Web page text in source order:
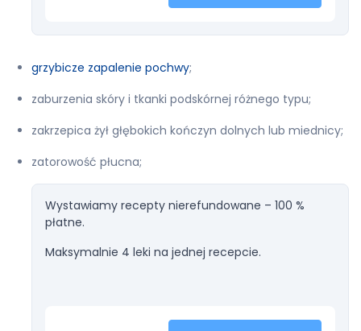
grzybicze zapalenie pochwy;
zaburzenia skóry i tkanki podskórnej różnego typu;
zakrzepica żył głębokich kończyn dolnych lub miednicy;
zatorowość płucna;
Wystawiamy recepty nierefundowane – 100 %
płatne.
Maksymalnie 4 leki na jednej recepcie.